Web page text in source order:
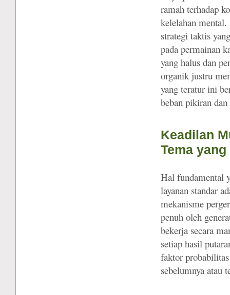
ramah terhadap
kelelahan
strategi taktis
pada permainan
yang halus dan
organik justru
yang teratur ini
beban pikiran
Keadilan
Tema
Hal fundamental
layanan standar
mekanisme
penuh oleh
bekerja secara
setiap hasil
faktor
sebelumnya atau